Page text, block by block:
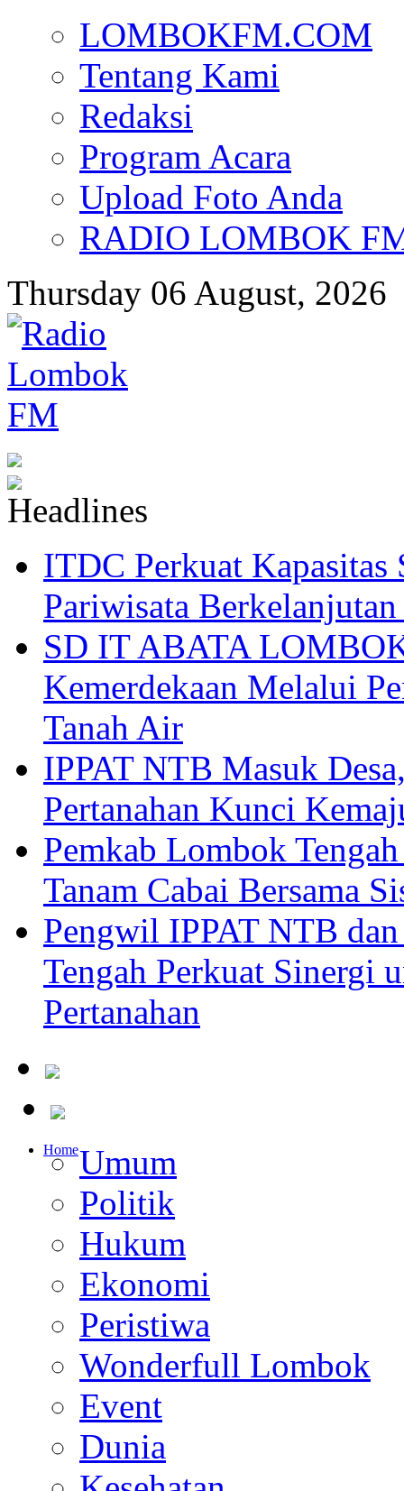
LOMBOKFM.COM
Tentang Kami
Redaksi
Program Acara
Upload Foto Anda
RADIO LOMBOK
Thursday 06 August, 2026
ITDC Perkuat
Pariwisata
SD IT ABATA
Kemerdekaan Melalui
Tanah Air
IPPAT NTB Masuk
Pertanahan Kunci
Pemkab Lombok
Tanam Cabai Bersama
Pengwil IPPAT NTB
Tengah Perkuat Sinergi
Pertanahan
HomeUmum
Politik
Hukum
Ekonomi
Peristiwa
Wonderfull Lombok
Event
Dunia